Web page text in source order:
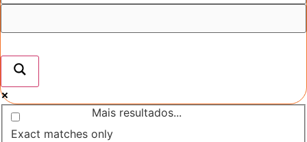
Mais resultados...
Exact matches only